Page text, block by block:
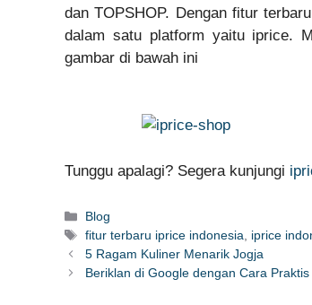
dan TOPSHOP. Dengan fitur
dalam satu platform yaitu iprice.
gambar di bawah ini
Tunggu apalagi? Segera kunjungi
Categories
Blog
Tags
fitur terbaru iprice indonesia, iprice
5 Ragam Kuliner Menarik Jogja
Beriklan di Google dengan Cara